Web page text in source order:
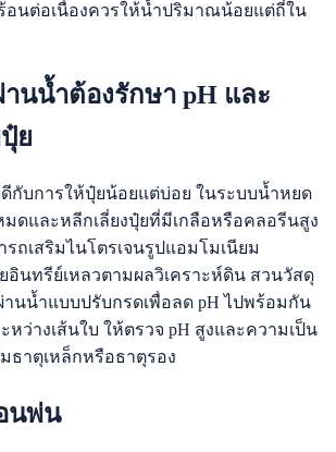
อนต่อเนื่องควรให้น้ำปริมาณน้อยแต่ถี่ใน
านน้ำต้องรักษา pH และ
ย
กับการให้ปุ๋ยน้อยแต่บ่อย ในระบบน้ำหยด
ดและหลีกเลี่ยงปุ๋ยที่มีเกลือหรือคลอรีนสูง
ถเสริมไนโตรเจนรูปแอมโมเนียม
อินทรีย์เหลวตามผลวิเคราะห์ดิน สวนวัสดุ
นน้ำแบบปรับกรดเพื่อลด pH ไปพร้อมกัน
หว่างเส้นใบ ให้ตรวจ pH สูงและความเป็น
ธาตุเหล็กหรือธาตุรอง
นพ่น